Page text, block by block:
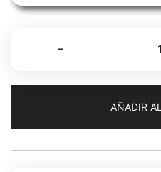
-
AÑADIR